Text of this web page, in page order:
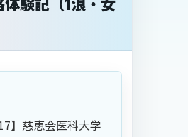
験記（1浪・女
】慈恵会医科大学